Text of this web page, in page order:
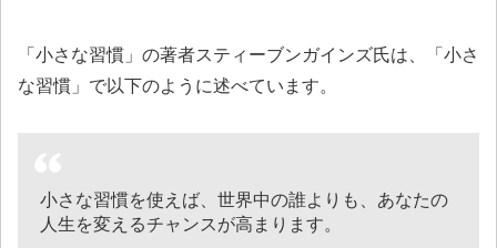
「小さな習慣」の著者スティーブンガインズ氏は、「小さ
な習慣」で以下のように述べています。
小さな習慣を使えば、世界中の誰よりも、あなたの
人生を変えるチャンスが高まります。